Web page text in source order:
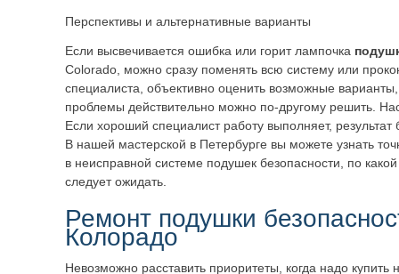
Перспективы и альтернативные варианты
Если высвечивается ошибка или горит лампочка
Colorado, можно сразу поменять всю систему или
специалиста, объективно оценить возможные
проблемы действительно можно по-другому решить.
Если хороший специалист работу выполняет,
В нашей мастерской в Петербурге вы можете узнать
в неисправной системе подушек безопасности, по какой
следует ожидать.
Ремонт подушки
Колорадо
Невозможно расставить приоритеты, когда надо купить